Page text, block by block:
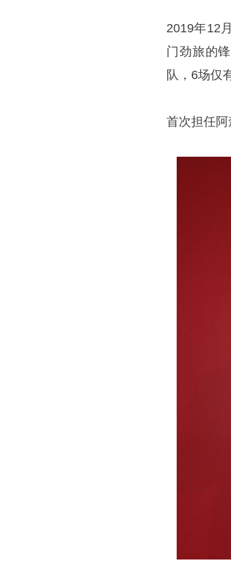
2019年12
门劲旅的
队，6场仅
首次担任阿